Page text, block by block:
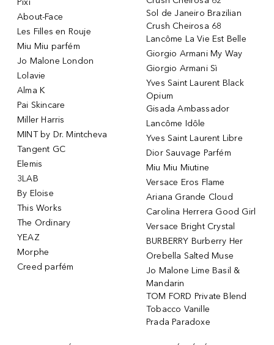
Pixi
About-Face
Les Filles en Rouje
Miu Miu parfém
Jo Malone London
Lolavie
Alma K
Pai Skincare
Miller Harris
MINT by Dr. Mintcheva
Tangent GC
Elemis
3LAB
By Eloise
This Works
The Ordinary
YEAZ
Morphe
Creed parfém
Sol de Janeiro Brazilian
Crush Cheirosa 68
Lancôme La Vie Est Belle
Giorgio Armani My Way
Giorgio Armani Sì
Yves Saint Laurent Black
Opium
Gisada Ambassador
Lancôme Idôle
Yves Saint Laurent Libre
Dior Sauvage Parfém
Miu Miu Miutine
Versace Eros Flame
Ariana Grande Cloud
Carolina Herrera Good Girl
Versace Bright Crystal
BURBERRY Burberry Her
Orebella Salted Muse
Jo Malone Lime Basil &
Mandarin
TOM FORD Private Blend
Tobacco Vanille
Prada Paradoxe